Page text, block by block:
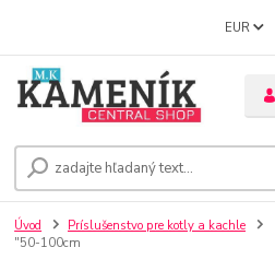
EUR
Úvod Príslušenstvo pre kotly a kachle
"50-100cm